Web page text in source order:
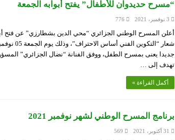
“مسرح حديدوان للأطفال” يفتح أبوابه الجمعة
3 نوفمبر، 2021 776
أعلن المسرح الوطني الجزائري “محي الدين بشطارزي” عن فتح
جديدا يعنى بمسرح الطفل، ووفق الفنانة “نضال الجزائري”
تهدف إلى …
أكمل القراءة »
برنامج المسرح الوطني لشهر نوفمبر 2021
31 أكتوبر، 2021 569